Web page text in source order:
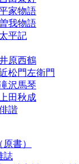
家物語
我物語
太平記
原西鶴
松門左衛門
沢馬琴
上田秋成
諧
書）
誌